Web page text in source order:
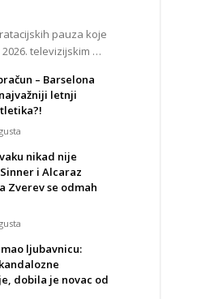
pauza koje
televizijskim …
– Barselona
letnji
nikad nije
i Alcaraz
Zverev se odmah
ljubavnicu:
dobila je novac od